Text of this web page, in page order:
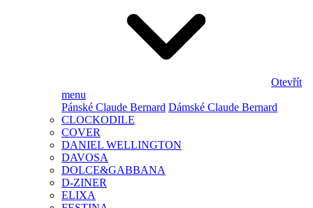
Otevřít
menu
Pánské Claude Bernard Dámské Claude Bernard
CLOCKODILE
COVER
DANIEL WELLINGTON
DAVOSA
DOLCE&GABBANA
D-ZINER
ELIXA